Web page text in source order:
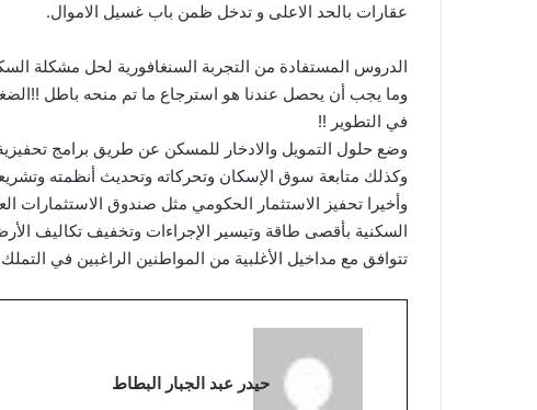
عقارات بالحد الاعلى و تدخل ظمن باب غسيل الاموال.
الدروس المستفادة من التجربة السنغافورية لحل مشكلة
وما يجب أن يحصل عندنا هو استرجاع ما تم منحه باطل
في التطوير !!
وضع حلول التمويل والادخار للمسكن عن طريق برامج
وكذلك متابعة سوق الإسكان وتحركاته وتحديث أنظمته
وأخيرا تحفيز الاستثمار الحكومي مثل صندوق
السكنية بأقصى طاقة وتيسير الإجراءات وتخفيف تكاليف
تتوافق مع مداخيل الأغلبية من المواطنين الراغبين في
حيدر عبد الجبار البطاط